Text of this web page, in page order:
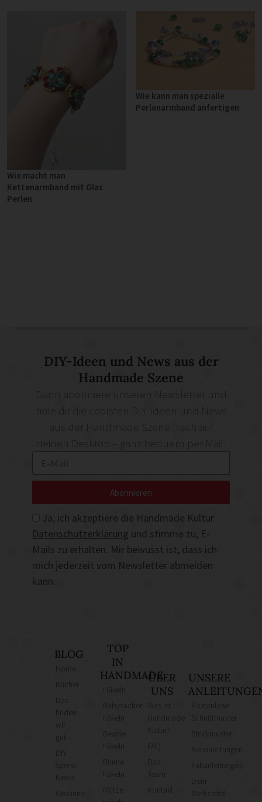
Wie macht man
Kettenarmband mit Glas
Perlen
Wie kann man spezialle
Perlenarmband anfertigen
DIY-Ideen und News aus der
Handmade Szene
deinen Desktop – ganz bequem per Mail.
Ja, ich akzeptiere die Handmade Kultur
Datenschutzerklärung und stimme zu, E-
Mails zu erhalten. Mir bewusst ist, dass ich
mich jederzeit vom Newsletter abmelden
kann.
Abonnieren
BLOG
gut!
TOP
IN
HANDMADE
häkeln
häkeln
Mütze
ÜBER
UNS
Was ist
Kultur?
Das
Team
Kontakt
UNSERE
Kostenlose
Schnittmuster
Strickmuster
Bauanleitungen
Faltanleitungen
Merkzettel